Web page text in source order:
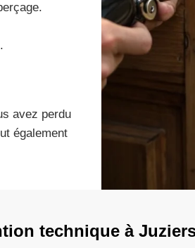
avez perdu
également
technique à